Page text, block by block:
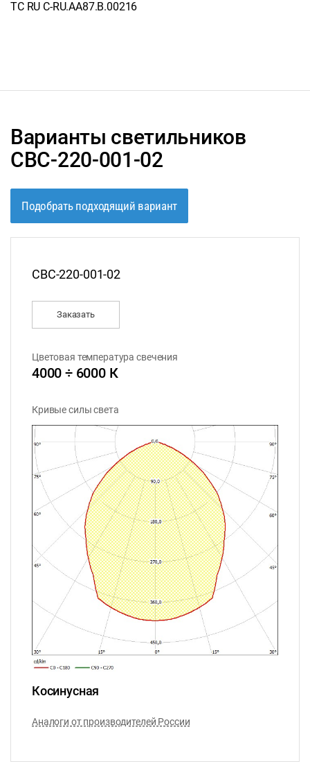
ТС RU C-RU.АА87.В.00216
Варианты светильников
CВС-220-001-02
Подобрать подходящий вариант
СВС-220-001-02
Заказать
Цветовая температура свечения
4000 ÷ 6000 К
Кривые силы света
Косинусная
Аналоги от производителей России